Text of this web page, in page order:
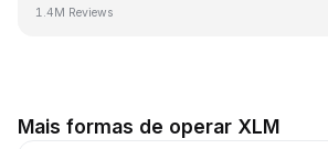
1.4M Reviews
Mais formas de operar XLM